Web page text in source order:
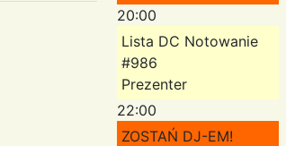
20:00
Lista DC Notowanie
#986
Prezenter
22:00
ZOSTAŃ DJ-EM!